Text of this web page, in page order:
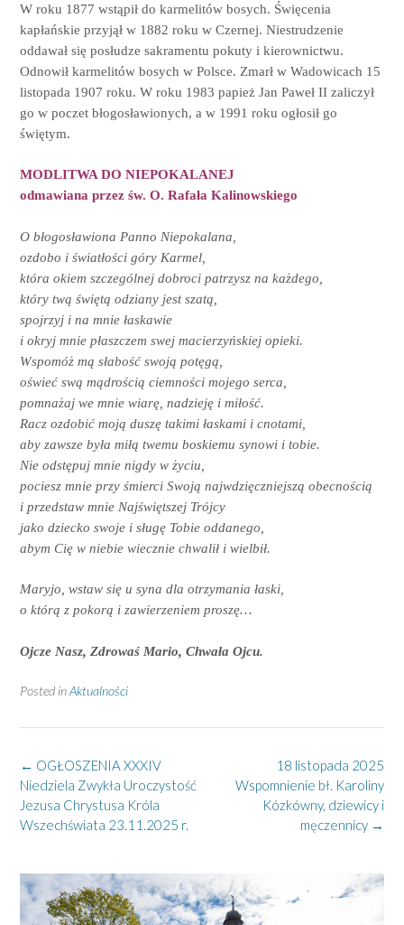
W roku 1877 wstąpił do karmelitów bosych. Święcenia
kapłańskie przyjął w 1882 roku w Czernej. Niestrudzenie
oddawał się posłudze sakramentu pokuty i kierownictwu.
Odnowił karmelitów bosych w Polsce. Zmarł w Wadowicach 15
listopada 1907 roku. W roku 1983 papież Jan Paweł II zaliczył
go w poczet błogosławionych, a w 1991 roku ogłosił go
świętym.
MODLITWA DO NIEPOKALANEJ
odmawiana przez św. O. Rafała Kalinowskiego
O błogosławiona Panno Niepokalana,
ozdobo i światłości góry Karmel,
która okiem szczególnej dobroci patrzysz na każdego,
który twą świętą odziany jest szatą,
spojrzyj i na mnie łaskawie
i okryj mnie płaszczem swej macierzyńskiej opieki.
Wspomóż mą słabość swoją potęgą,
oświeć swą mądrością ciemności mojego serca,
pomnażaj we mnie wiarę, nadzieję i miłość.
Racz ozdobić moją duszę takimi łaskami i cnotami,
aby zawsze była miłą twemu boskiemu synowi i tobie.
Nie odstępuj mnie nigdy w życiu,
pociesz mnie przy śmierci Swoją najwdzięczniejszą obecnością
i przedstaw mnie Najświętszej Trójcy
jako dziecko swoje i sługę Tobie oddanego,
abym Cię w niebie wiecznie chwalił i wielbił.
Maryjo, wstaw się u syna dla otrzymania łaski,
o którą z pokorą i zawierzeniem proszę…
Ojcze Nasz, Zdrowaś Mario, Chwała Ojcu.
Posted inAktualności
Post
navigation
18 listopada 2025
Wspomnienie bł. Karoliny
Kózkówny, dziewicy i
męczennicy →
← OGŁOSZENIA XXXIV
Niedziela Zwykła Uroczystość
Jezusa Chrystusa Króla
Wszechświata 23.11.2025 r.